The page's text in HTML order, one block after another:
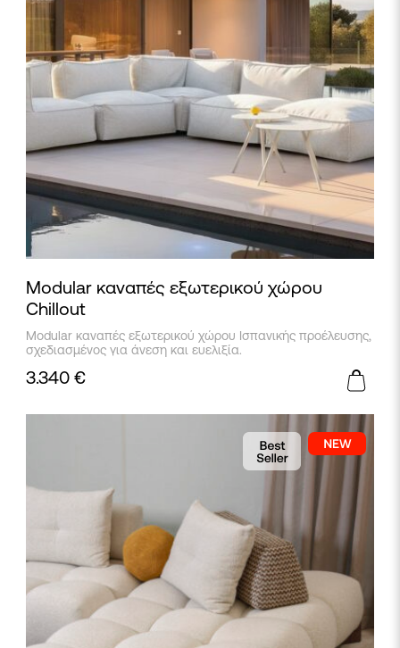
Modular καναπές εξωτερικού χώρου
Chillout
Modular καναπές εξωτερικού χώρου Ισπανικής προέλευσης,
σχεδιασμένος για άνεση και ευελιξία.
3.340 €